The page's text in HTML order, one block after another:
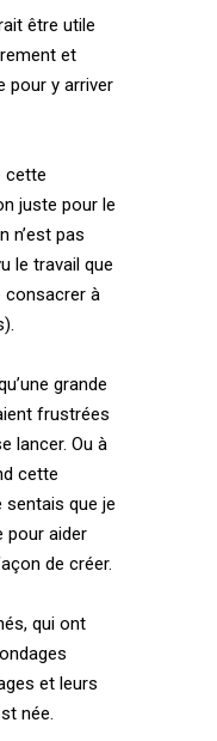
être utile
et
pour y arriver
cette
juste pour le
n’est pas
le travail que
consacrer à
grande
frustrées
lancer. Ou à
cette
sentais que je
pour aider
de créer.
qui ont
et leurs
née.